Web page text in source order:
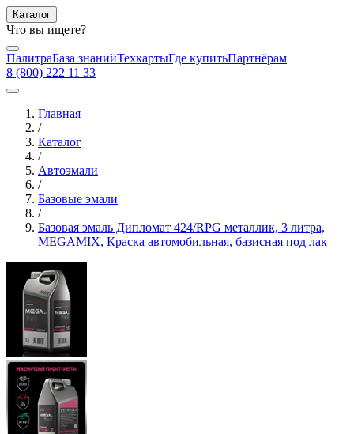
Каталог
Что вы ищете?
ПалитраБаза знанийТехкартыГде купитьПартнёрам
8 (800) 222 11 33
Главная
/
Каталог
/
Автоэмали
/
Базовые эмали
/
Базовая эмаль Дипломат 424/RPG металлик, 3 литра,
MEGAMIX, Краска автомобильная, базисная под лак